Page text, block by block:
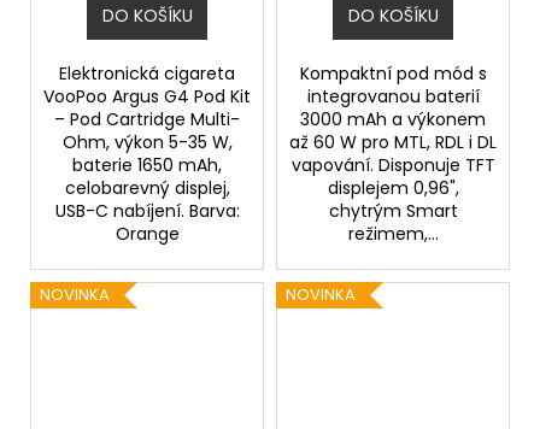
DO KOŠÍKU
Elektronická cigareta
VooPoo Argus G4 Pod Kit
– Pod Cartridge Multi-
Ohm, výkon 5-35 W,
baterie 1650 mAh,
celobarevný displej,
USB-C nabíjení. Barva:
Orange
DO KOŠÍKU
Kompaktní pod mód s
integrovanou baterií
3000 mAh a výkonem
až 60 W pro MTL, RDL i DL
vapování. Disponuje TFT
displejem 0,96",
chytrým Smart
režimem,...
NOVINKA NOVINKA